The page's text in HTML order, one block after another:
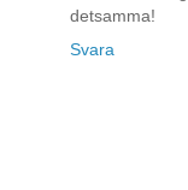
detsamma!
Svara